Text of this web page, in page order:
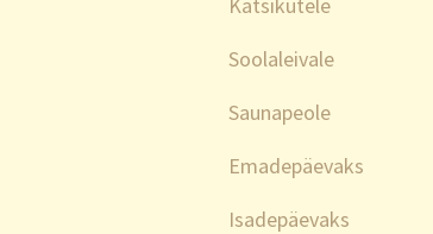
Soolaleivale
Saunapeole
Emadepäevaks
Isadepäevaks